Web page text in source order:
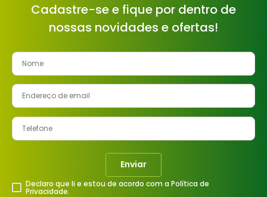
Cadastre-se e fique por dentro de
nossas novidades e ofertas!
Enviar
Declaro que li e estou de acordo com a Política de
Privacidade.